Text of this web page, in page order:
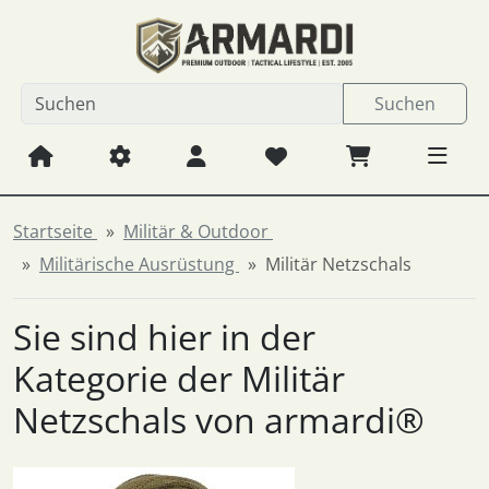
Sprungnavigation
Springe zum Inhalt Springe zur Navigation
Suchen
Startseite
Militär & Outdoor
Militärische Ausrüstung
Militär Netzschals
Sie sind hier in der
Kategorie der Militär
Netzschals von armardi®